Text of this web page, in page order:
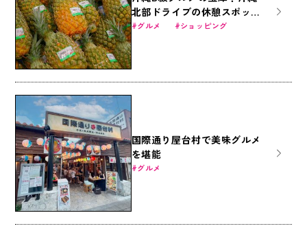
北部ドライブの休憩スポット
「道の駅許田」の魅力に迫る
グルメ ショッピング
国際通り屋台村で美味グルメ
を堪能
グルメ